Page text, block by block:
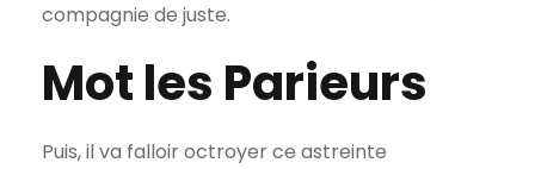
compagnie de juste.
Mot les Parieurs
Puis, il va falloir octroyer ce astreinte